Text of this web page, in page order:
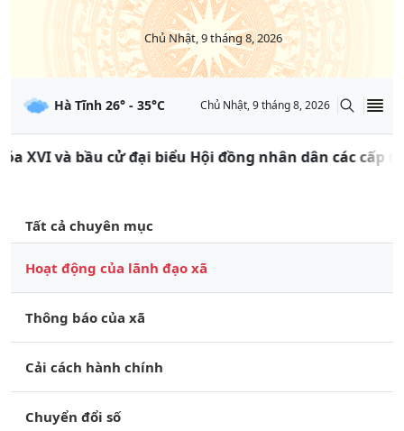
Chủ Nhật, 9 tháng 8, 2026
Hà Tĩnh 26° - 35°C Chủ Nhật, 9 tháng 8, 2026
bầu cử đại biểu Hội đồng nhân dân các cấp nhiệm
Tất cả chuyên mục
Hoạt động của lãnh đạo xã
Thông báo của xã
Cải cách hành chính
Chuyển đổi số